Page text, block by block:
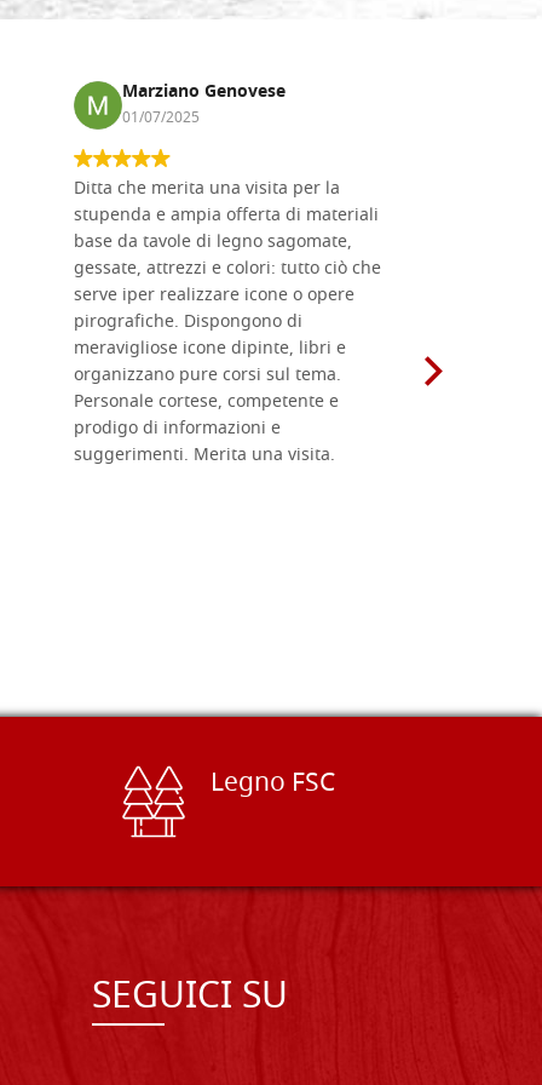
Marziano Genovese
01/07/2025
Ditta che merita una visita per la
stupenda e ampia offerta di materiali
base da tavole di legno sagomate,
gessate, attrezzi e colori: tutto ciò che
serve iper realizzare icone o opere
pirografiche. Dispongono di
meravigliose icone dipinte, libri e
organizzano pure corsi sul tema.
Personale cortese, competente e
prodigo di informazioni e
suggerimenti. Merita una visita.
Legno FSC
SEGUICI SU